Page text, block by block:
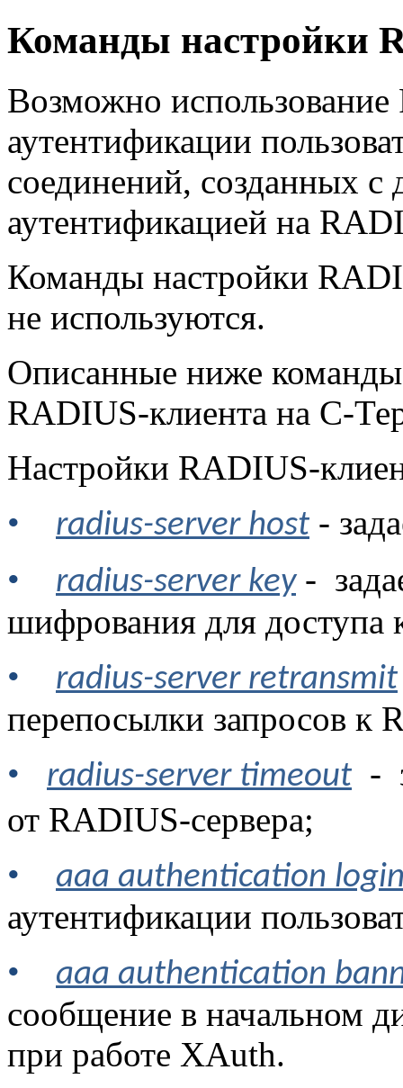
Команды настройки
Возможно использование
аутентификации
соединений, созданных с
аутентификацией на
Команды настройки
не используются.
Описанные ниже команды
RADIUS-клиента на С-
Настройки RADIUS-
•
radius-server host -
•
radius-server key-
шифрования для доступа
•
radius-server retransmit
перепосылки запросов к
• radius-server timeout -
от RADIUS-сервера;
•
aaa authentication
аутентификации
•
aaa authentication
сообщение в начальном
при работе XAuth.